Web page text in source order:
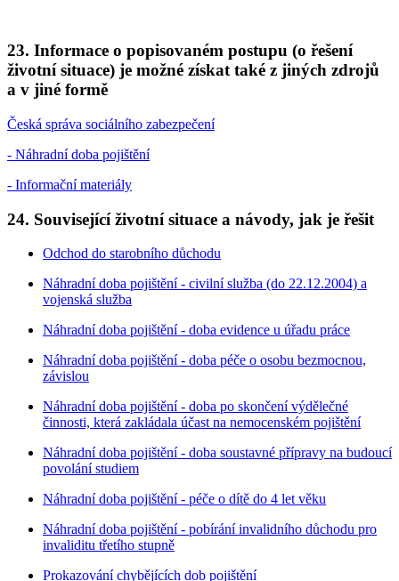
23. Informace o popisovaném postupu (o řešení
životní situace) je možné získat také z jiných zdrojů
a v jiné formě
Česká správa sociálního zabezpečení
- Náhradní doba pojištění
- Informační materiály
24. Související životní situace a návody, jak je řešit
Odchod do starobního důchodu
Náhradní doba pojištění - civilní služba (do 22.12.2004) a
vojenská služba
Náhradní doba pojištění - doba evidence u úřadu práce
Náhradní doba pojištění - doba péče o osobu bezmocnou,
závislou
Náhradní doba pojištění - doba po skončení výdělečné
činnosti, která zakládala účast na nemocenském pojištění
Náhradní doba pojištění - doba soustavné přípravy na budoucí
povolání studiem
Náhradní doba pojištění - péče o dítě do 4 let věku
Náhradní doba pojištění - pobírání invalidního důchodu pro
invaliditu třetího stupně
Prokazování chybějících dob pojištění